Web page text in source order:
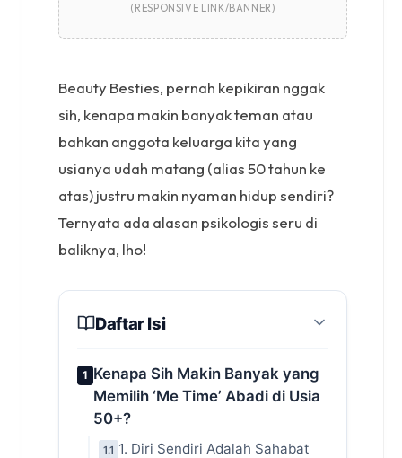
(RESPONSIVE LINK/BANNER)
Beauty Besties, pernah kepikiran nggak
sih, kenapa makin banyak teman atau
bahkan anggota keluarga kita yang
usianya udah matang (alias 50 tahun ke
atas) justru makin nyaman hidup sendiri?
Ternyata ada alasan psikologis seru di
baliknya, lho!
Daftar Isi
1 Kenapa Sih Makin Banyak yang
Memilih ‘Me Time’ Abadi di Usia
50+?
1.1 1. Diri Sendiri Adalah Sahabat